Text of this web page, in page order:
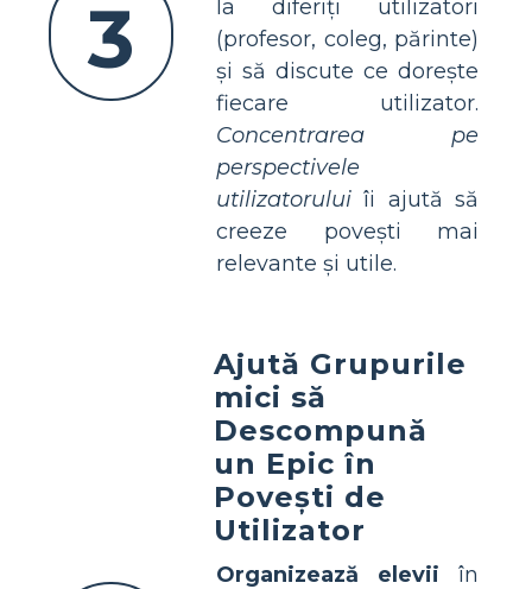
3
la diferiți utilizatori
(profesor, coleg, părinte)
și să discute ce dorește
fiecare utilizator.
Concentrarea pe
perspectivele
utilizatorului îi ajută să
creeze povești mai
relevante și utile.
Ajută Grupurile
mici să
Descompună
un Epic în
Povești de
Utilizator
Organizează elevii în